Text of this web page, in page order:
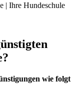
| Ihre Hundeschule
wie folgt